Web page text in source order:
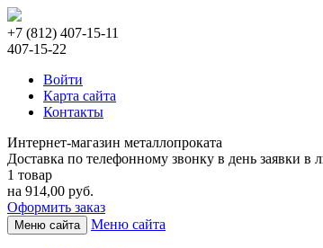
+7 (812) 407-15-11
407-15-22
Войти
Карта сайта
Контакты
Интернет-магазин металлопроката
Доставка по телефонному звонку в день заявки в
1 товар
на 914,00 руб.
Оформить заказ
Меню сайта Меню сайта